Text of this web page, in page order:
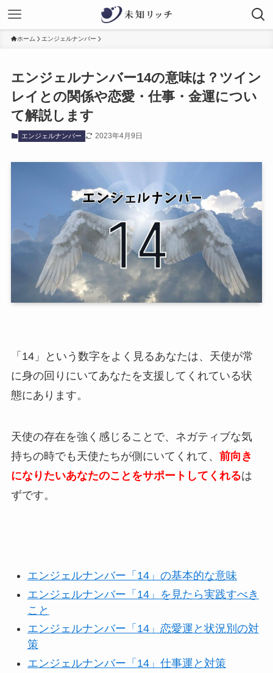
ホーム エンジェルナンバー
エンジェルナンバー14の意味は？ツイン
レイとの関係や恋愛・仕事・金運につい
て解説します
エンジェルナンバー 2023年4月9日
「14」という数字をよく見るあなたは、天使が常
に身の回りにいてあなたを支援してくれている状
態にあります。
天使の存在を強く感じることで、ネガティブな気
持ちの時でも天使たちが側にいてくれて、 前向き
になりたいあなたのことをサポートしてくれるは
ずです。
エンジェルナンバー「14」の基本的な意味
エンジェルナンバー「14」を見たら実践すべき
こと
エンジェルナンバー「14」恋愛運と状況別の対
策
エンジェルナンバー「14」仕事運と対策